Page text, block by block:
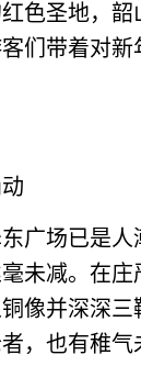
色圣地，
们带着对
场已是人
未减。在
像并深深
，也有稚